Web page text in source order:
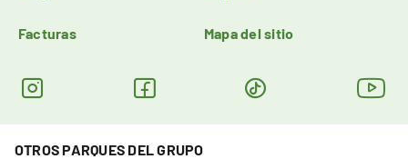
Facturas Mapa del sitio
OTROS PARQUES DEL GRUPO